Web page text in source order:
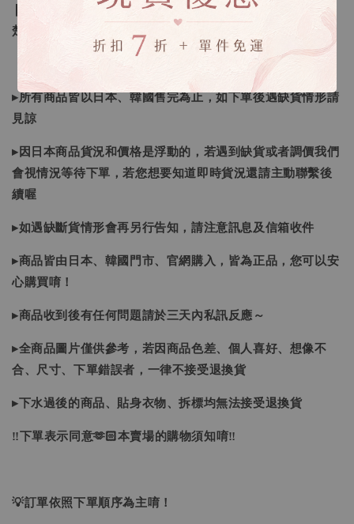
❙ 本賣場不接受下標後要求取消訂單（下標前請三思與看清
楚）❙
▸所有商品皆以日本、韓國售完為止，如下單後遇缺貨情形請
見諒
▸因日本商品貨況和價格是浮動的，若遇到缺貨或者調價我們
會視情況等待下單，若您想要知道即時貨況還請主動聯繫後
續喔
▸如遇缺斷貨情形會再另行告知，請注意訊息及信箱收件
▸商品皆由日本、韓國門市、官網購入，皆為正品，您可以安
心購買唷！
▸商品收到後有任何問題請於三天內私訊反應～
▸全商品圖片僅供參考，若因商品色差、個人喜好、想像不
合、尺寸、下單錯誤者，一律不接受退換貨
▸下水過後的商品、貼身衣物、拆標均無法接受退換貨
‼下單表示同意🫶🏻本賣場的購物須知唷‼
💡訂單依照下單順序為主唷！